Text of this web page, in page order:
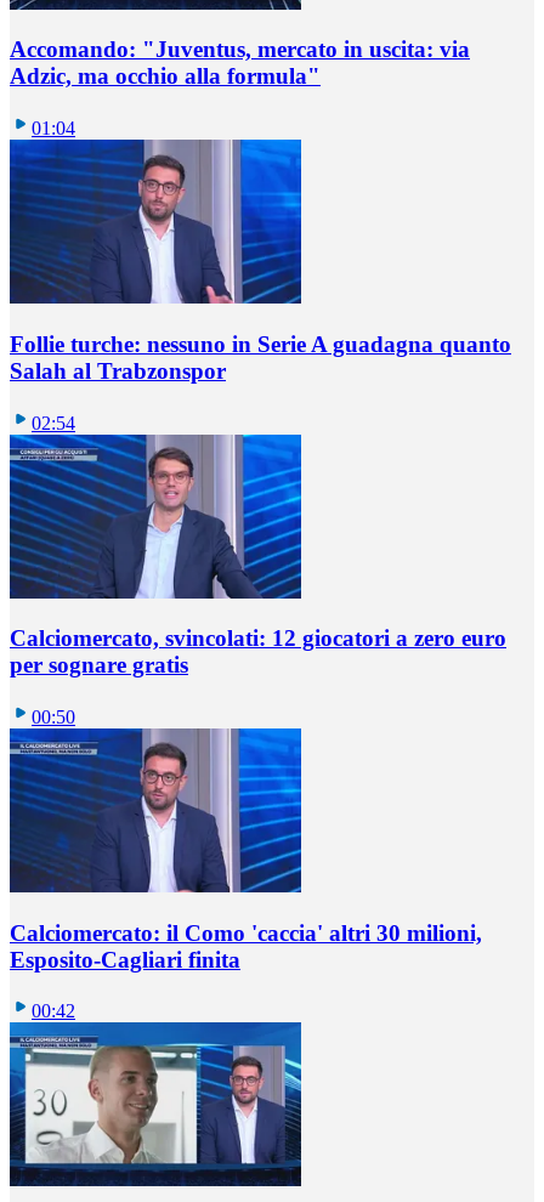
Accomando: "Juventus, mercato in uscita: via
Adzic, ma occhio alla formula"
01:04
Follie turche: nessuno in Serie A guadagna quanto
Salah al Trabzonspor
02:54
Calciomercato, svincolati: 12 giocatori a zero euro
per sognare gratis
00:50
Calciomercato: il Como 'caccia' altri 30 milioni,
Esposito-Cagliari finita
00:42